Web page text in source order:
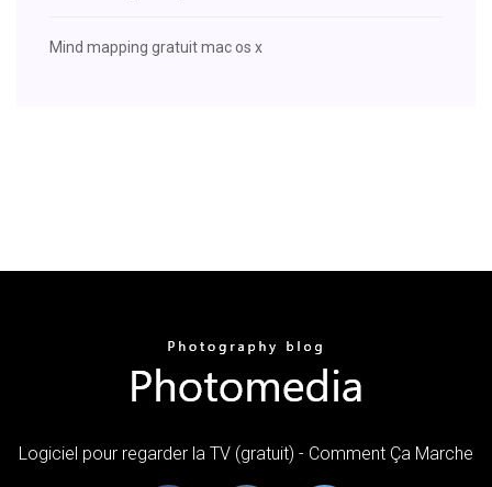
Mind mapping gratuit mac os x
Logiciel pour regarder la TV (gratuit) - Comment Ça Marche